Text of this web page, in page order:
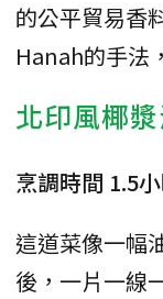
的公平貿易香
Hanah的手法
北印風椰
烹調時間 1.5
這道菜像一幅
後，一片一線